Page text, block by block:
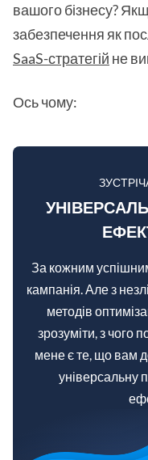
вашого бізнесу?
забезпечення як
SaaS-стратегій не
Ось чому:
За кожним
кампанія. Але з
методів
зрозуміти, з чого
мене є те, що вам
універсальну